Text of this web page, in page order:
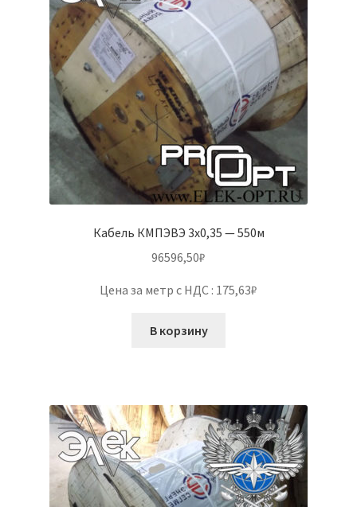
Кабель КМПЭВЭ 3х0,35 — 550м
96596,50₽
Цена за метр с НДС : 175,63₽
В корзину